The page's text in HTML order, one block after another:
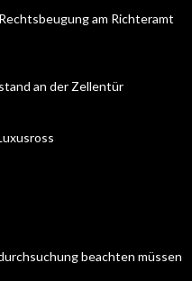
am Richteramt
an der Zellentür
beachten müssen